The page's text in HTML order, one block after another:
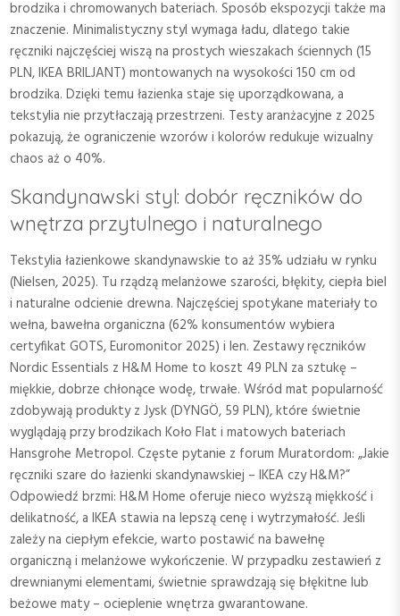
brodzika i chromowanych bateriach. Sposób ekspozycji także ma
znaczenie. Minimalistyczny styl wymaga ładu, dlatego takie
ręczniki najczęściej wiszą na prostych wieszakach ściennych (15
PLN, IKEA BRILJANT) montowanych na wysokości 150 cm od
brodzika. Dzięki temu łazienka staje się uporządkowana, a
tekstylia nie przytłaczają przestrzeni. Testy aranżacyjne z 2025
pokazują, że ograniczenie wzorów i kolorów redukuje wizualny
chaos aż o 40%.
Skandynawski styl: dobór ręczników do
wnętrza przytulnego i naturalnego
Tekstylia łazienkowe skandynawskie to aż 35% udziału w rynku
(Nielsen, 2025). Tu rządzą melanżowe szarości, błękity, ciepła biel
i naturalne odcienie drewna. Najczęściej spotykane materiały to
wełna, bawełna organiczna (62% konsumentów wybiera
certyfikat GOTS, Euromonitor 2025) i len. Zestawy ręczników
Nordic Essentials z H&M Home to koszt 49 PLN za sztukę –
miękkie, dobrze chłonące wodę, trwałe. Wśród mat popularność
zdobywają produkty z Jysk (DYNGÖ, 59 PLN), które świetnie
wyglądają przy brodzikach Koło Flat i matowych bateriach
Hansgrohe Metropol. Częste pytanie z forum Muratordom: „Jakie
ręczniki szare do łazienki skandynawskiej – IKEA czy H&M?”
Odpowiedź brzmi: H&M Home oferuje nieco wyższą miękkość i
delikatność, a IKEA stawia na lepszą cenę i wytrzymałość. Jeśli
zależy na ciepłym efekcie, warto postawić na bawełnę
organiczną i melanżowe wykończenie. W przypadku zestawień z
drewnianymi elementami, świetnie sprawdzają się błękitne lub
beżowe maty – ocieplenie wnętrza gwarantowane.